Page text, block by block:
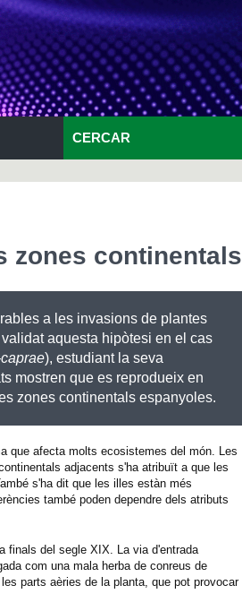
CERCAR
zones continentals
a les invasions de plantes
aquesta hipòtesi en el cas
), estudiant la seva
mostren que es reprodueix en
zones continentals espanyoles.
que afecta molts ecosistemes del món. Les
adjacents s'ha atribuït a que les
s'ha dit que les illes estàn més
també poden dependre dels atributs
finals del segle XIX. La via d'entrada
com una mala herba de conreus de
parts aèries de la planta, que pot provocar